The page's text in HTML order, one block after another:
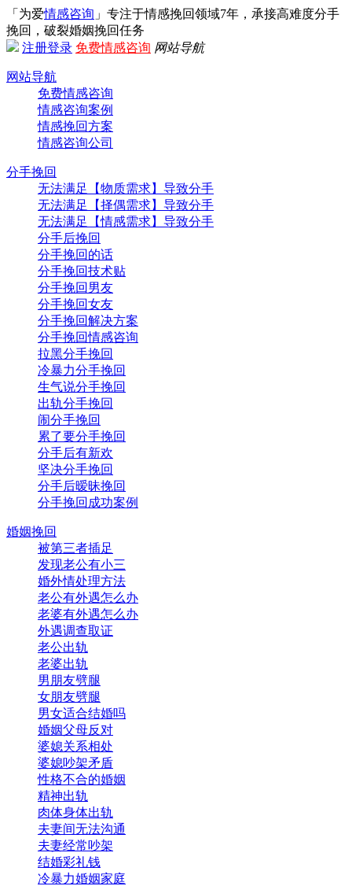
「为爱情感咨询 」专注于情感挽回领域7年，承接高难度分手
挽回，破裂婚姻挽回任务
注册登录 免费情感咨询 网站导航
网站导航
免费情感咨询
情感咨询案例
情感挽回方案
情感咨询公司
分手挽回
无法满足【物质需求】导致分手
无法满足【择偶需求】导致分手
无法满足【情感需求】导致分手
分手后挽回
分手挽回的话
分手挽回技术贴
分手挽回男友
分手挽回女友
分手挽回解决方案
分手挽回情感咨询
拉黑分手挽回
冷暴力分手挽回
生气说分手挽回
出轨分手挽回
闹分手挽回
累了要分手挽回
分手后有新欢
坚决分手挽回
分手后暧昧挽回
分手挽回成功案例
婚姻挽回
被第三者插足
发现老公有小三
婚外情处理方法
老公有外遇怎么办
老婆有外遇怎么办
外遇调查取证
老公出轨
老婆出轨
男朋友劈腿
女朋友劈腿
男女适合结婚吗
婚姻父母反对
婆媳关系相处
婆媳吵架矛盾
性格不合的婚姻
精神出轨
肉体身体出轨
夫妻间无法沟通
夫妻经常吵架
结婚彩礼钱
冷暴力婚姻家庭